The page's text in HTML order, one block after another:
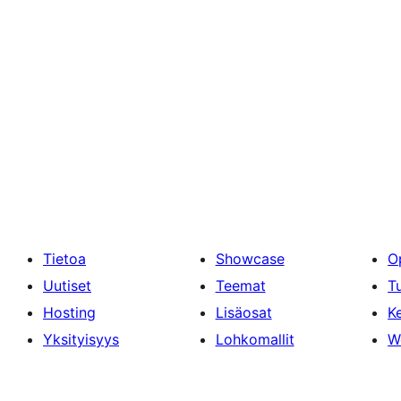
Tietoa
Uutiset
Hosting
Yksityisyys
Showcase
Teemat
Lisäosat
Lohkomallit